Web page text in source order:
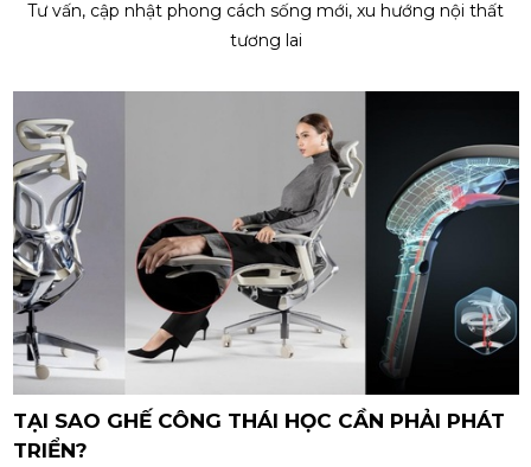
Tư vấn, cập nhật phong cách sống mới, xu hướng nội thất
tương lai
TẠI SAO GHẾ CÔNG THÁI HỌC CẦN PHẢI PHÁT
TRIỂN?